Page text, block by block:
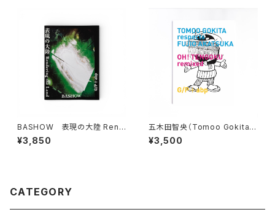
BASHOW 表現の大陸 Rend
ering the Land
¥3,850
五木田智央（Tomoo Gokita）
OH! TENGOKU remixed
¥3,500
CATEGORY